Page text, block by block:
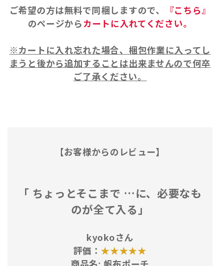
ご希望の方は無料で同梱しますので、
『こちら』
のページからカートに入れてください。
※カートに入れ忘れた場合、梱包作業に入ってし
まうと後から追加することは出来ませんので何卒
ご了承ください。
【お客様からのレビュー】
「 ちょっとそこまで …に、必要なも
のが全て入る」
kyokoさん
評価： ★★★★★